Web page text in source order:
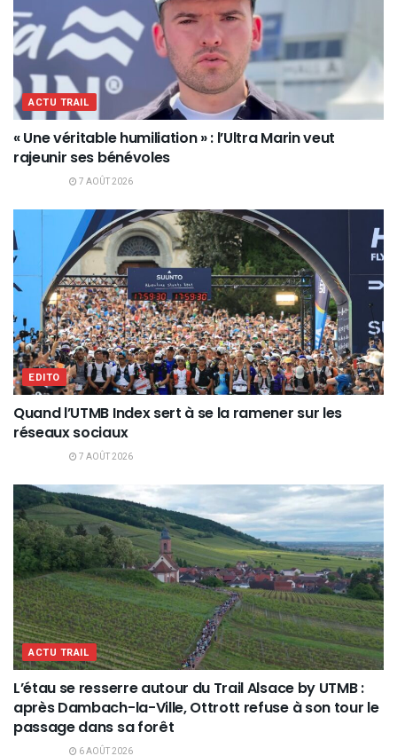
ACTU TRAIL
« Une véritable humiliation » : l’Ultra Marin veut
rajeunir ses bénévoles
7 AOÛT 2026
EDITO
Quand l’UTMB Index sert à se la ramener sur les
réseaux sociaux
7 AOÛT 2026
ACTU TRAIL
L’étau se resserre autour du Trail Alsace by UTMB :
après Dambach-la-Ville, Ottrott refuse à son tour le
passage dans sa forêt
6 AOÛT 2026